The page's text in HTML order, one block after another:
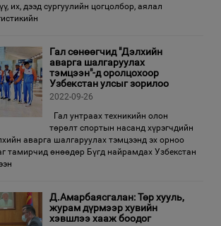
их, дээд сургуулийн цогцолбор, аялал
Гал сөнөөгчид "Дэлхийн
аварга шалгаруулах
тэмцээн"-д оролцохоор
Узбeкстан улсыг зорилоо
2022-09-26
Гал унтраах техникийн олон
төрөлт спортын насанд хүрэгчдийн
аварга шалгаруулах тэмцээнд эх орноо
тамирчид өнөөдөр Бүгд найрамдах Узбeкстан
Д.Амарбаясгалан: Төр хууль,
журам дүрмээр хувийн
хэвшлээ хааж боодог